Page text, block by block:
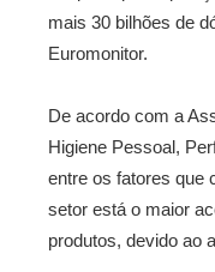
mais 30 bilhões de
Euromonitor.
De acordo com a
Higiene Pessoal,
entre os fatores que
setor está o maior
produtos, devido ao